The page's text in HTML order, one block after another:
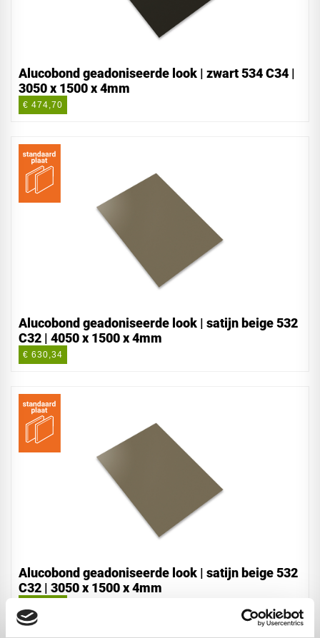
Alucobond geadoniseerde look | zwart 534 C34 |
3050 x 1500 x 4mm
€ 474,70
Alucobond geadoniseerde look | satijn beige 532
C32 | 4050 x 1500 x 4mm
€ 630,34
Alucobond geadoniseerde look | satijn beige 532
C32 | 3050 x 1500 x 4mm